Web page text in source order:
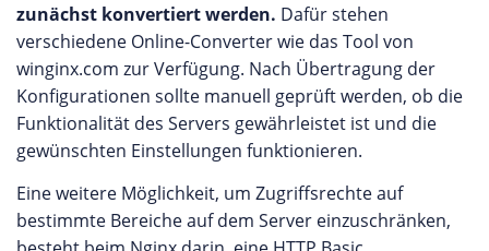
zunächst konvertiert werden. Dafür stehen
verschiedene Online-Converter wie das Tool von
winginx.com zur Verfügung. Nach Übertragung der
Konfigurationen sollte manuell geprüft werden, ob die
Funktionalität des Servers gewährleistet ist und die
gewünschten Einstellungen funktionieren.
Eine weitere Möglichkeit, um Zugriffsrechte auf
bestimmte Bereiche auf dem Server einzuschränken,